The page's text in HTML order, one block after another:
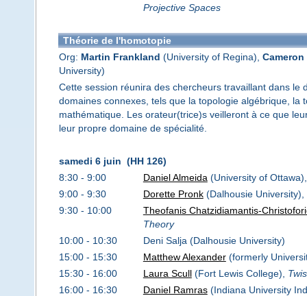
Projective Spaces
Théorie de l'homotopie
Org: Martin Frankland (University of Regina),
University)
Cette session réunira des chercheurs travaillant dans
domaines connexes, tels que la topologie algébrique,
mathématique. Les orateur(trice)s veilleront à ce que
leur propre domaine de spécialité.
samedi 6 juin (HH 126)
8:30 - 9:00
Daniel Almeida (University of
9:00 - 9:30
Dorette Pronk(Dalhousie University),
9:30 - 10:00
Theofanis Chatzidiamantis-
Theory
10:00 - 10:30
Deni Salja (Dalhousie University)
15:00 - 15:30
Matthew Alexander(formerly
15:30 - 16:00
Laura Scull(Fort Lewis College),
16:00 - 16:30
Daniel Ramras(Indiana University